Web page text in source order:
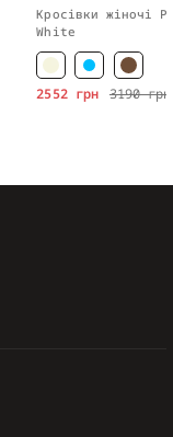
Кросівки жіночі
White
3190 грн
2552 грн